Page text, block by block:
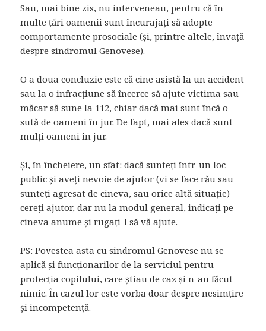
Sau, mai bine zis, nu interveneau, pentru că în
multe țări oamenii sunt încurajați să adopte
comportamente prosociale (și, printre altele, învață
despre sindromul Genovese).
O a doua concluzie este că cine asistă la un accident
sau la o infracțiune să încerce să ajute victima sau
măcar să sune la 112, chiar dacă mai sunt încă o
sută de oameni în jur. De fapt, mai ales dacă sunt
mulți oameni în jur.
Și, în încheiere, un sfat: dacă sunteți într-un loc
public și aveți nevoie de ajutor (vi se face rău sau
sunteți agresat de cineva, sau orice altă situație)
cereți ajutor, dar nu la modul general, indicați pe
cineva anume și rugați-l să vă ajute.
PS: Povestea asta cu sindromul Genovese nu se
aplică și funcționarilor de la serviciul pentru
protecția copilului, care știau de caz și n-au făcut
nimic. În cazul lor este vorba doar despre nesimțire
și incompetență.